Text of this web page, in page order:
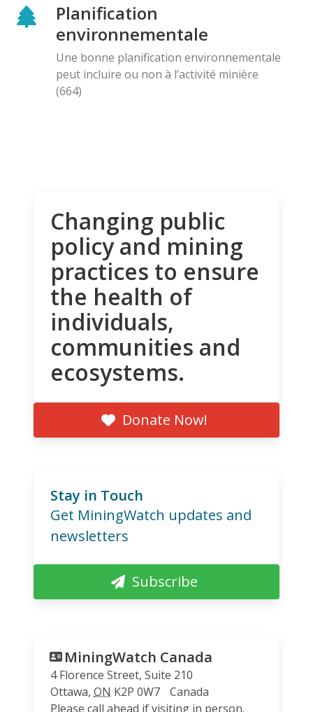
Planification
environnementale
Une bonne planification environnementale
peut incluire ou non à l’activité minière
(664)
Changing public
policy and mining
practices to ensure
the health of
individuals,
communities and
ecosystems.
Donate Now!
Stay in Touch
Get MiningWatch updates and
newsletters
Subscribe
MiningWatch Canada
4 Florence Street, Suite 210
Ottawa, ON K2P 0W7
Canada
Please call ahead if visiting in person.